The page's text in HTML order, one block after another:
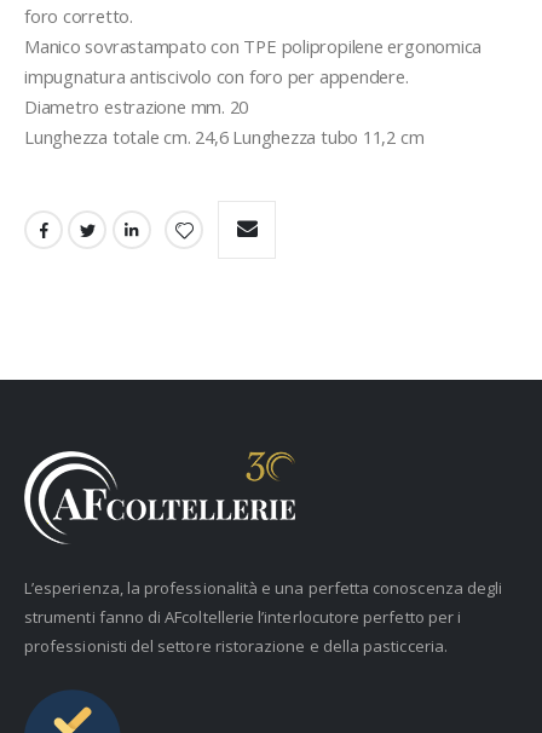
foro corretto.
Manico sovrastampato con TPE polipropilene ergonomica
impugnatura antiscivolo con foro per appendere.
Diametro estrazione mm. 20
Lunghezza totale cm. 24,6 Lunghezza tubo 11,2 cm
L’esperienza, la professionalità e una perfetta conoscenza degli
strumenti fanno di AFcoltellerie l’interlocutore perfetto per i
professionisti del settore ristorazione e della pasticceria.